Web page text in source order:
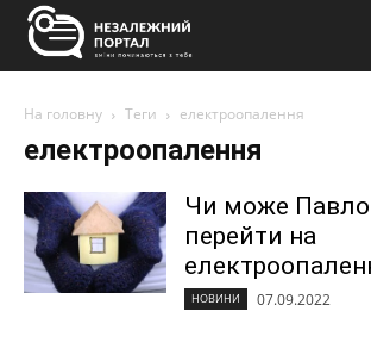
На головну Теги електроопалення
електроопалення
Чи може
перейти на
НОВИНИ 07.09.2022